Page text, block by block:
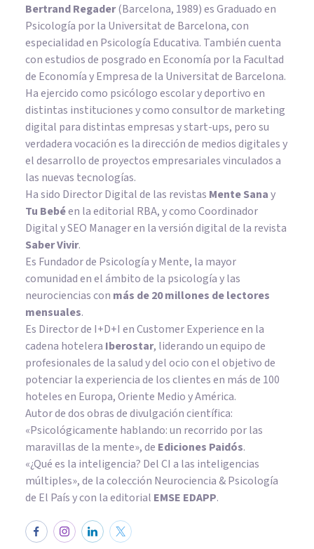
Bertrand Regader(Barcelona, 1989) es Graduado en
Psicología por la Universitat de Barcelona, con
especialidad en Psicología Educativa. También cuenta
con estudios de posgrado en Economía por la Facultad
de Economía y Empresa de la Universitat de Barcelona.
Ha ejercido como psicólogo escolar y deportivo en
distintas instituciones y como consultor de marketing
digital para distintas empresas y start-ups, pero su
verdadera vocación es la dirección de medios digitales y
el desarrollo de proyectos empresariales vinculados a
las nuevas tecnologías.
Ha sido Director Digital de las revistas Mente Sanay
Tu Bebéen la editorial RBA, y como Coordinador
Digital y SEO Manager en la versión digital de la revista
Saber Vivir.
Es Fundador de Psicología y Mente, la mayor
comunidad en el ámbito de la psicología y las
neurociencias con más de 20 millones de lectores
mensuales.
Es Director de I+D+I en Customer Experience en la
cadena hotelera Iberostar, liderando un equipo de
profesionales de la salud y del ocio con el objetivo de
potenciar la experiencia de los clientes en más de 100
hoteles en Europa, Oriente Medio y América.
Autor de dos obras de divulgación científica:
«Psicológicamente hablando: un recorrido por las
maravillas de la mente», de Ediciones Paidós.
«¿Qué es la inteligencia? Del CI a las inteligencias
múltiples», de la colección Neurociencia & Psicología
de El País y con la editorial EMSE EDAPP.